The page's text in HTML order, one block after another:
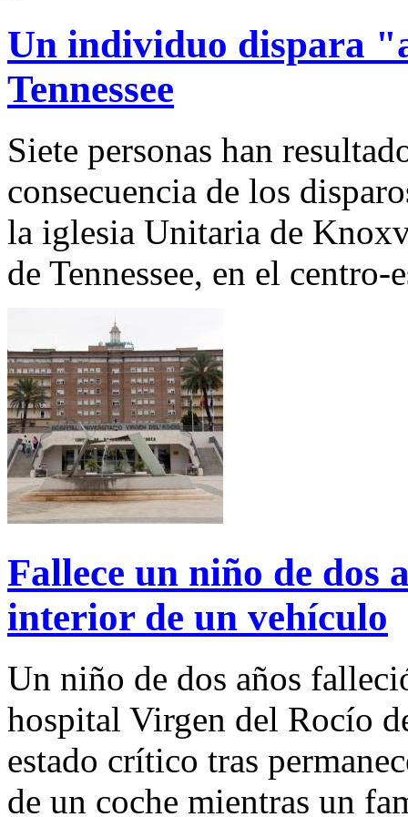
Un individuo dispara
Tennessee
Siete personas han
consecuencia de los
la iglesia Unitaria de
de Tennessee, en el
Fallece un niño de dos
interior de un vehículo
Un niño de dos años
hospital Virgen del Rocío
estado crítico tras
de un coche mientras un